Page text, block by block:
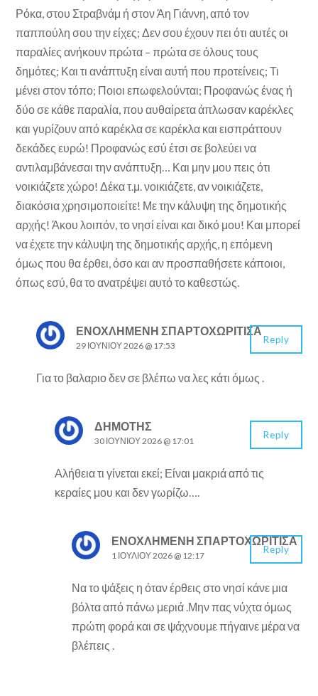
Ρόκα, στου Στραβνάμ ή στον Άη Γιάννη, από τον
παππούλη σου την είχες; Δεν σου έχουν πει ότι αυτές οι
παραλίες ανήκουν πρώτα – πρώτα σε όλους τους
δημότες; Και τι ανάπτυξη είναι αυτή που προτείνεις; Τι
μένει στον τόπο; Ποιοι επωφελούνται; Προφανώς ένας ή
δύο σε κάθε παραλία, που αυθαίρετα άπλωσαν καρέκλες
και γυρίζουν από καρέκλα σε καρέκλα και εισπράττουν
δεκάδες ευρώ! Προφανώς εσύ έτσι σε βολεύει να
αντιλαμβάνεσαι την ανάπτυξη… Και μην μου πεις ότι
νοικιάζετε χώρο! Δέκα τ.μ. νοικιάζετε, αν νοικιάζετε,
διακόσια χρησιμοποιείτε! Με την κάλυψη της δημοτικής
αρχής! Άκου λοιπόν, το νησί είναι και δικό μου! Και μπορεί
να έχετε την κάλυψη της δημοτικής αρχής, η επόμενη
όμως που θα έρθει, όσο και αν προσπαθήσετε κάποιοι,
όπως εσύ, θα το ανατρέψει αυτό το καθεστώς.
ΕΝΟΧΛΗΜΈΝΗ ΣΠΑΡΤΟΧΩΡΙΤΙΣΑ
29 ΙΟΥΝΊΟΥ 2026 @ 17:53
Για το βαλαριο δεν σε βλέπω να λες κάτι όμως .
Reply
ΔΗΜΟΤΗΣ
30 ΙΟΥΝΊΟΥ 2026 @ 17:01
Αλήθεια τι γίνεται εκεί; Είναι μακριά από τις
κεραίες μου και δεν γωρίζω….
Reply
ΕΝΟΧΛΗΜΈΝΗ ΣΠΑΡΤΟΧΩΡΙΤΙΣΑ
1 ΙΟΥΛΊΟΥ 2026 @ 12:17
Να το ψάξεις η όταν έρθεις στο νησί κάνε μια
βόλτα από πάνω μεριά .Μην πας νύχτα όμως
πρώτη φορά και σε ψάχνουμε πήγαινε μέρα να
βλέπεις .
Reply